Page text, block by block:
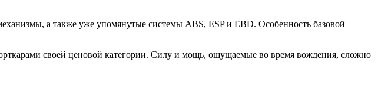
а также уже упомянутые системы ABS, ESP и EBD. Особенность базовой
своей ценовой категории. Силу и мощь, ощущаемые во время вождения, сложно